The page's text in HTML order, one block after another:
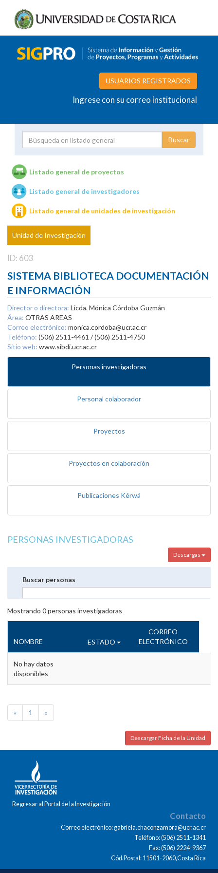
USUARIOS REGISTRADOS
Ingrese con su correo institucional
Unidades de investigación
Listado general de proyectos
Listado general de investigadores
Listado general de unidades de investigación
Unidad de Investigación
ID: 603
SISTEMA BIBLIOTECA DOCUMENTACIÓN
E INFORMACIÓN
Director o directora: Licda. Mónica Córdoba Guzmán
Área: OTRAS AREAS
Correo electrónico: monica.cordoba@ucr.ac.cr
Teléfono: (506) 2511-4461 / (506) 2511-4750
Sitio web: www.sibdi.ucr.ac.cr
Personas investigadoras
Personal colaborador
Proyectos
Proyectos en colaboración
Publicaciones Kérwá
PERSONAS INVESTIGADORAS
Descargas
Buscar personas
Mostrando 0personas investigadoras
NOMBRE ESTADO
CORREO
ELECTRÓNICO
No hay datos
disponibles
« 1 »
Descargar Ficha de la Unidad
Regresar al Portal de la Investigación
Contacto
Correo electrónico: gabriela.chaconzamora@ucr.ac.cr
Teléfono: (506) 2511-1341
Fax: (506) 2224-9367
Cód.Postal: 11501-2060,Costa Rica